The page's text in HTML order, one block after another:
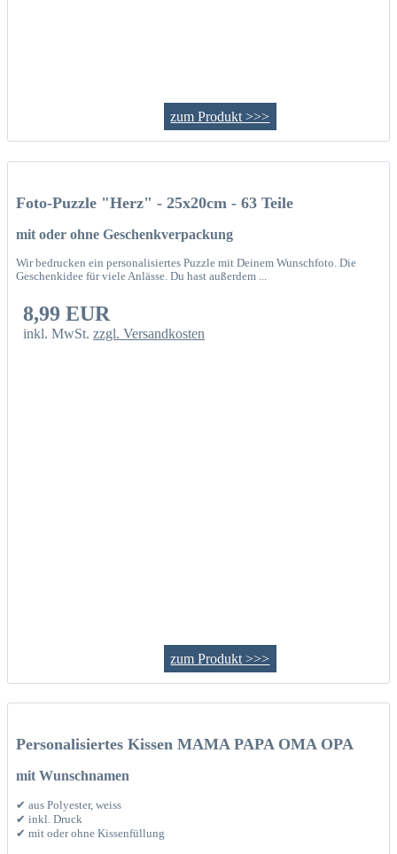
zum Produkt >>>
Foto-Puzzle "Herz" - 25x20cm - 63 Teile
mit oder ohne Geschenkverpackung
Wir bedrucken ein personalisiertes Puzzle mit Deinem Wunschfoto. Die
Geschenkidee für viele Anlässe. Du hast außerdem ...
8,99 EUR
inkl. MwSt.zzgl. Versandkosten
zum Produkt >>>
Personalisiertes Kissen MAMA PAPA OMA OPA
mit Wunschnamen
✔ aus Polyester, weiss
✔ inkl. Druck
✔ mit oder ohne Kissenfüllung